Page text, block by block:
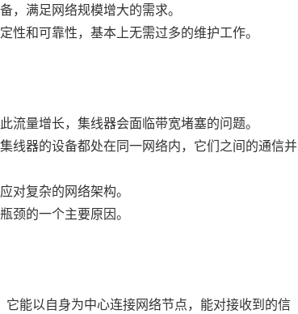
满足网络规模增大的需求。
和可靠性，基本上无需过多的维护工作。
量增长，集线器会面临带宽堵塞的问题。
线器的设备都处在同一网络内，它们之间的通信并
复杂的网络架构。
的一个主要原因。
能以自身为中心连接网络节点，能对接收到的信